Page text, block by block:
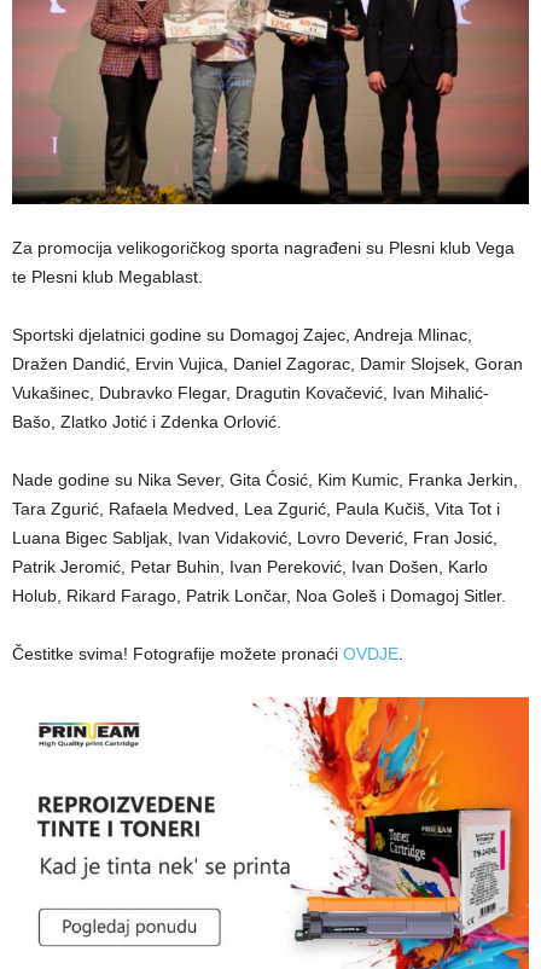
Za promocija velikogoričkog sporta nagrađeni su Plesni klub Vega
te Plesni klub Megablast.
Sportski djelatnici godine su Domagoj Zajec, Andreja Mlinac,
Dražen Dandić, Ervin Vujica, Daniel Zagorac, Damir Slojsek, Goran
Vukašinec, Dubravko Flegar, Dragutin Kovačević, Ivan Mihalić-
Bašo, Zlatko Jotić i Zdenka Orlović.
Nade godine su Nika Sever, Gita Ćosić, Kim Kumic, Franka Jerkin,
Tara Zgurić, Rafaela Medved, Lea Zgurić, Paula Kučiš, Vita Tot i
Luana Bigec Sabljak, Ivan Vidaković, Lovro Deverić, Fran Josić,
Patrik Jeromić, Petar Buhin, Ivan Pereković, Ivan Došen, Karlo
Holub, Rikard Farago, Patrik Lončar, Noa Goleš i Domagoj Sitler.
Čestitke svima! Fotografije možete pronaći OVDJE